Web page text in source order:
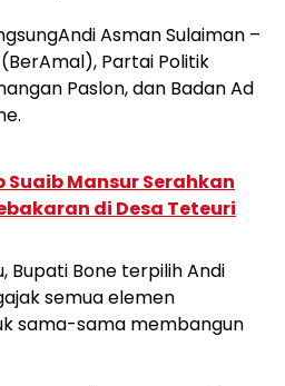
Asman Sulaiman –
Partai Politik
Paslon, dan Badan Ad
Suaib Mansur Serahkan
di Desa Teteuri
Bupati Bone terpilih Andi
semua elemen
sama-sama membangun